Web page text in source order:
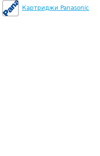
Картриджи Panasonic